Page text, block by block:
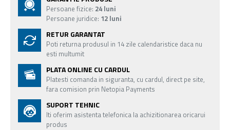
Persoane fizice: 24 luni
Persoane juridice: 12 luni
RETUR GARANTAT
Poti returna produsul in 14 zile calendaristice daca nu
esti multumit
PLATA ONLINE CU CARDUL
Platesti comanda in siguranta, cu cardul, direct pe site,
fara comision prin Netopia Payments
SUPORT TEHNIC
Iti oferim asistenta telefonica la achizitionarea oricarui
produs